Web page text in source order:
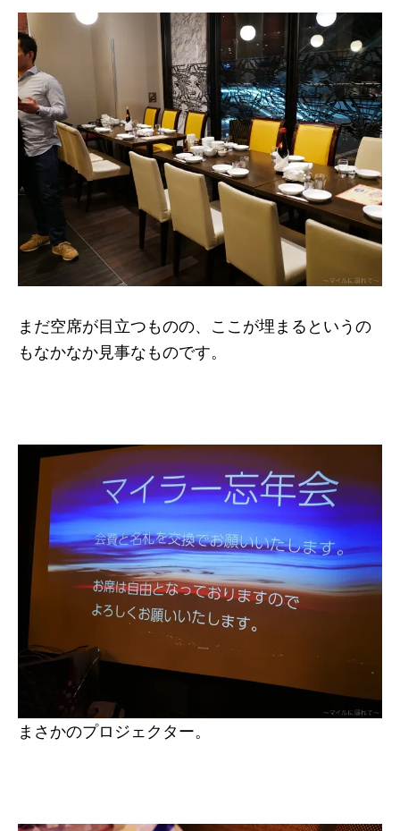
まだ空席が目立つものの、ここが埋まるというの
もなかなか見事なものです。
まさかのプロジェクター。